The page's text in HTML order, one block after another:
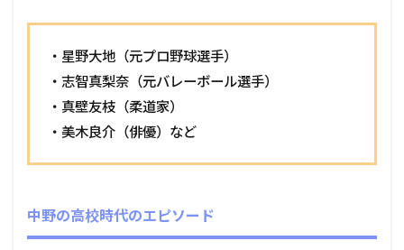
・星野大地（元プロ野球選手）
・志智真梨奈（元バレーボール選手）
・真壁友枝（柔道家）
・美木良介（俳優）など
中野の高校時代のエピソード